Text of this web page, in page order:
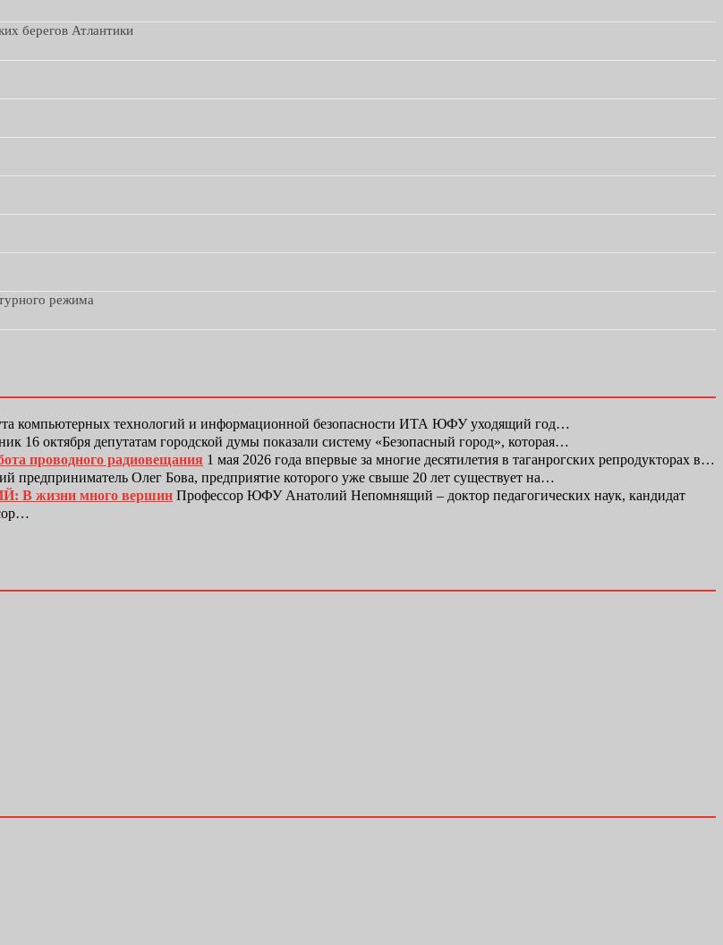
берегов Атлантики
режима
компьютерных технологий и информационной безопасности ИТА ЮФУ уходящий год…
16 октября депутатам городской думы показали систему «Безопасный город», которая…
проводного радиовещания 1 мая 2026 года впервые за многие десятилетия в таганрогских репродукторах в…
предприниматель Олег Бова, предприятие которого уже свыше 20 лет существует на…
В жизни много вершин Профессор ЮФУ Анатолий Непомнящий – доктор педагогических наук, кандидат